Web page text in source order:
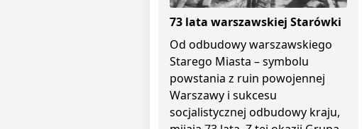
73 lata warszawskiej Starówki
Od odbudowy warszawskiego
Starego Miasta – symbolu
powstania z ruin powojennej
Warszawy i sukcesu
socjalistycznej odbudowy kraju,